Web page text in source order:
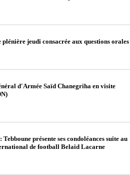
plénière jeudi consacrée aux questions orales
d'Armée Saïd Chanegriha en visite
présente ses condoléances suite au
de football Belaid Lacarne